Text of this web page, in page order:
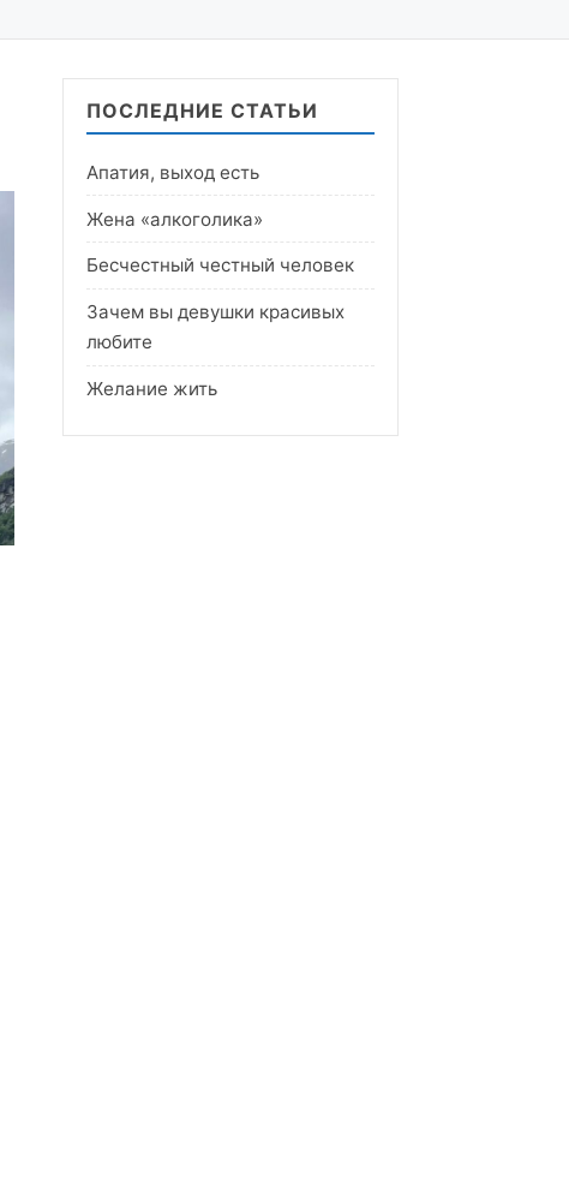
ПОСЛЕДНИЕ СТАТЬИ
Апатия, выход есть
Жена «алкоголика»
Бесчестный честный человек
Зачем вы девушки красивых
любите
Желание жить